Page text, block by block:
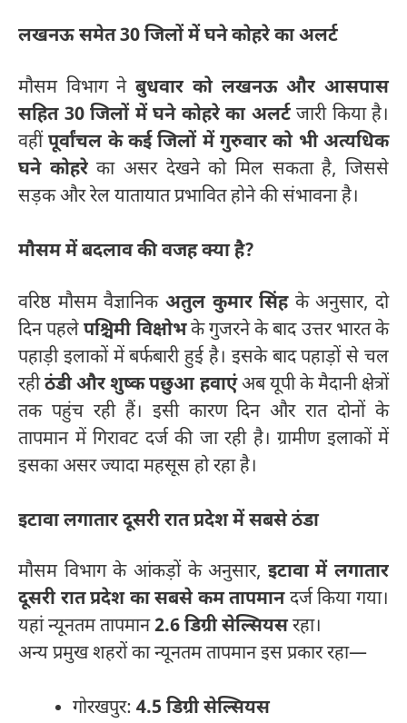
लखनऊ समेत 30 जिलों में घने कोहरे का अलर्ट
मौसम विभाग नेबुधवार को लखनऊ और आसपास
सहित 30 जिलों में घने कोहरे का अलर्टजारी किया है।
वहींपूर्वांचल के कई जिलों में गुरुवार को भी अत्यधिक
घने कोहरेका असर देखने को मिल सकता है, जिससे
सड़क और रेल यातायात प्रभावित होने की संभावना है।
मौसम में बदलाव की वजह क्या है?
वरिष्ठ मौसम वैज्ञानिक अतुल कुमार सिंहके अनुसार, दो
दिन पहलेपश्चिमी विक्षोभके गुजरने के बाद उत्तर भारत के
पहाड़ी इलाकों में बर्फबारी हुई है। इसके बाद पहाड़ों से चल
रहीठंडी और शुष्क पछुआ हवाएंअब यूपी के मैदानी क्षेत्रों
तक पहुंच रही हैं। इसी कारण दिन और रात दोनों के
तापमान में गिरावट दर्ज की जा रही है। ग्रामीण इलाकों में
इसका असर ज्यादा महसूस हो रहा है।
इटावा लगातार दूसरी रात प्रदेश में सबसे ठंडा
मौसम विभाग के आंकड़ों के अनुसार, इटावा में लगातार
दूसरी रात प्रदेश का सबसे कम तापमानदर्ज किया गया।
यहां न्यूनतम तापमान2.6 डिग्री सेल्सियसरहा।
अन्य प्रमुख शहरों का न्यूनतम तापमान इस प्रकार रहा—
गोरखपुर: 4.5 डिग्री सेल्सियस